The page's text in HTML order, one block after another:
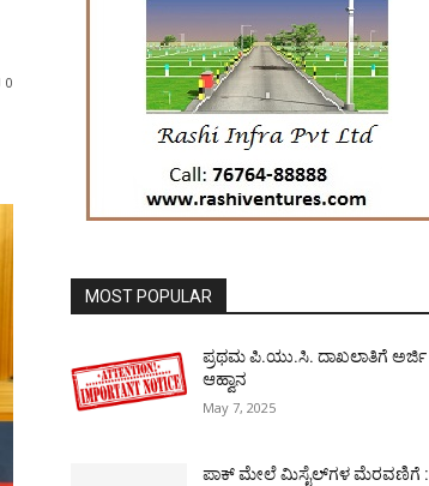
0
MOST POPULAR
ಪ್ರಥಮ ಪಿ.ಯು.ಸಿ. ದಾಖಲಾತಿಗೆ ಅರ್ಜಿ
ಆಹ್ವಾನ
May 7, 2025
ಪಾಕ್​ ಮೇಲೆ ಮಿಸೈಲ್​ಗಳ ಮೆರವಣಿಗೆ :